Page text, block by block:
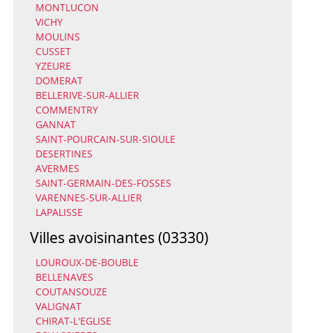
MONTLUCON
VICHY
MOULINS
CUSSET
YZEURE
DOMERAT
BELLERIVE-SUR-ALLIER
COMMENTRY
GANNAT
SAINT-POURCAIN-SUR-SIOULE
DESERTINES
AVERMES
SAINT-GERMAIN-DES-FOSSES
VARENNES-SUR-ALLIER
LAPALISSE
Villes avoisinantes (03330)
LOUROUX-DE-BOUBLE
BELLENAVES
COUTANSOUZE
VALIGNAT
CHIRAT-L'EGLISE